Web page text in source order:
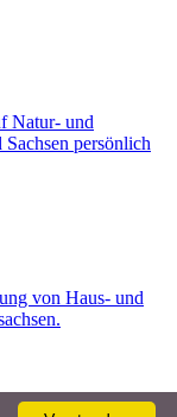
Natur- und
persönlich
von Haus- und
Pflanzen, 10.000